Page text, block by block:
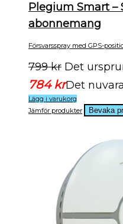
Plegium Smart –
abonnemang
Försvarsspray med GPS-
799kr Det
784 krDet
Lägg i varukorg
Jämför produkter